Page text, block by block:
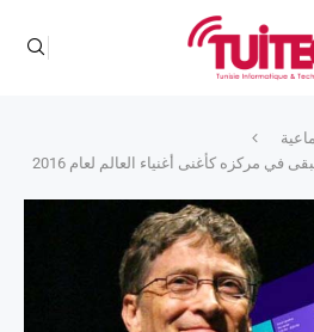
مركزه كأغنى أغنياء العالم لعام 2016